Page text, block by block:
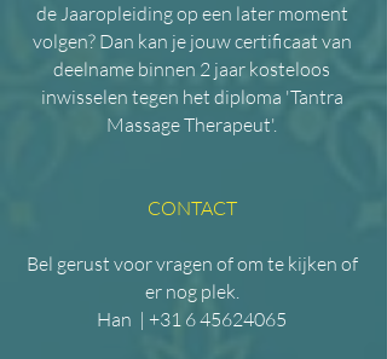
de Jaaropleiding op een later moment
volgen? Dan kan je jouw certificaat van
deelname binnen 2 jaar kosteloos
inwisselen tegen het diploma 'Tantra
Massage Therapeut'.
CONTACT
Bel gerust voor vragen of om te kijken of
er nog plek.
Han | +31 6 45624065